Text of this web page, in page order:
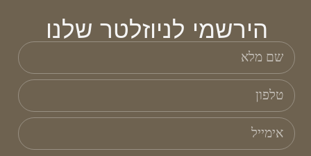
הירשמי לניוזלטר שלנו